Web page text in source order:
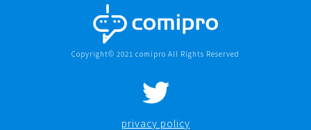
Copyright© 2021 comipro All Rights Reserved
privacy policy